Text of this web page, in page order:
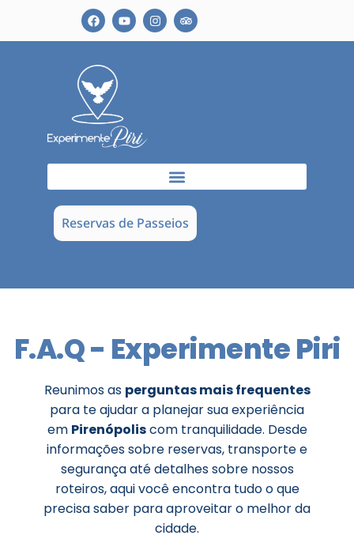
Reservas de Passeios
F.A.Q - Experimente Piri
Reunimos as perguntas mais frequentes
para te ajudar a planejar sua experiência
em Pirenópoliscom tranquilidade. Desde
informações sobre reservas, transporte e
segurança até detalhes sobre nossos
roteiros, aqui você encontra tudo o que
precisa saber para aproveitar o melhor da
cidade.